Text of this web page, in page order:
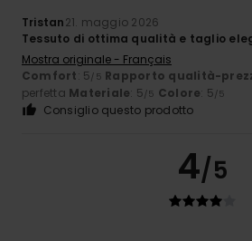
Tristan21. maggio 2026
Tessuto di ottima qualità e taglio
Mostra originale - Français
Comfort: 5/5 Rapporto qualità-
perfetta Materiale: 5/5 Colore: 5/5
Consiglio questo prodotto
4/5